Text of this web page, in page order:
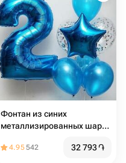
Фонтан из синих
металлизированных шаров
4.95542 32 793֏